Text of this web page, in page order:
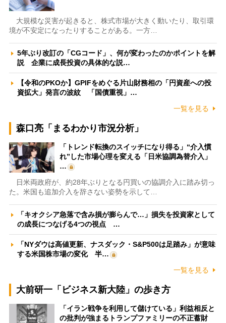
大規模な災害が起きると、株式市場が大きく動いたり、取引環
境が不安定になったりすることがある。一方…
5年ぶり改訂の「CGコード」、何が変わったのかポイントを解
説 企業に成長投資の具体的な説…
【令和のPKOか】GPIFをめぐる片山財務相の「円資産への投
資拡大」発言の波紋 「国債重視」…
一覧を見る
森口亮「まるわかり市況分析」
「トレンド転換のスイッチになり得る」“介入慣
れ”した市場心理を変える「日米協調為替介入」
…
日米両政府が、約28年ぶりとなる円買いの協調介入に踏み切っ
た。米国も追加介入を辞さない姿勢を示して…
「キオクシア急落で含み損が膨らんで…」損失を投資家として
の成長につなげる4つの視点 …
「NYダウは高値更新、ナスダック・S&P500は足踏み」が意味
する米国株市場の変化 半…
一覧を見る
大前研一「ビジネス新大陸」の歩き方
「イラン戦争を利用して儲けている」利益相反と
の批判が強まるトランプファミリーの不正蓄財